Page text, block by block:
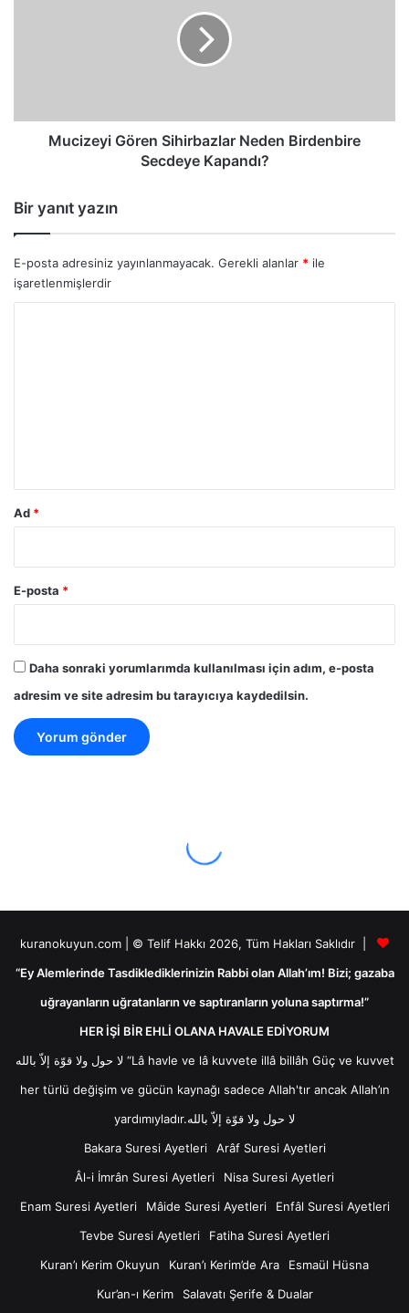
Mucizeyi Gören Sihirbazlar Neden Birdenbire
Secdeye Kapandı?
Bir yanıt yazın
E-posta adresiniz yayınlanmayacak. Gerekli alanlar * ile
işaretlenmişlerdir
Ad *
E-posta *
Daha sonraki yorumlarımda kullanılması için adım, e-posta
adresim ve site adresim bu tarayıcıya kaydedilsin.
kuranokuyun.com | © Telif Hakkı 2026, Tüm Hakları Saklıdır |
“Ey Alemlerinde Tasdiklediklerinizin Rabbi olan Allah’ım! Bizi; gazaba
uğrayanların uğratanların ve saptıranların yoluna saptırma!”
HER İŞİ BİR EHLİ OLANA HAVALE EDİYORUM
لا حول ولا قوّة إلاّ بالله “Lâ havle ve lâ kuvvete illâ billâh Güç ve kuvvet
her türlü değişim ve gücün kaynağı sadece Allah'tır ancak Allah’ın
yardımıyladır.لا حول ولا قوّة إلاّ بالله
Bakara Suresi Ayetleri
Arâf Suresi Ayetleri
Âl-i İmrân Suresi Ayetleri
Nisa Suresi Ayetleri
Enam Suresi Ayetleri
Mâide Suresi Ayetleri
Enfâl Suresi Ayetleri
Tevbe Suresi Ayetleri
Fatiha Suresi Ayetleri
Kuran’ı Kerim Okuyun
Kuran’ı Kerim’de Ara
Esmaül Hüsna
Kur’an-ı Kerim
Salavatı Şerife & Dualar